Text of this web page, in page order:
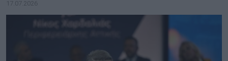
17.07.2026